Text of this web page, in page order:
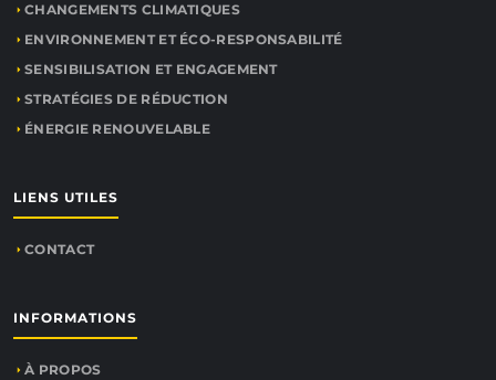
CHANGEMENTS CLIMATIQUES
ENVIRONNEMENT ET ÉCO-RESPONSABILITÉ
SENSIBILISATION ET ENGAGEMENT
STRATÉGIES DE RÉDUCTION
ÉNERGIE RENOUVELABLE
LIENS UTILES
CONTACT
INFORMATIONS
À PROPOS